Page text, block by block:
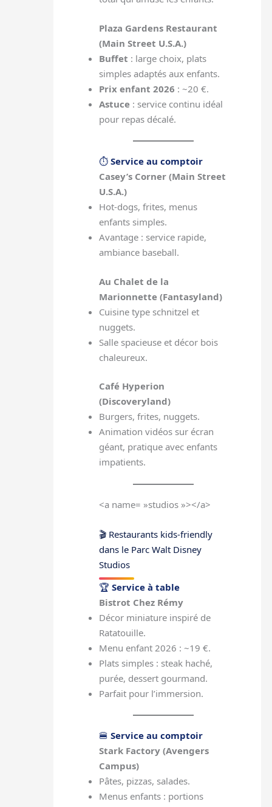
Plaza Gardens Restaurant
(Main Street U.S.A.)
Buffet : large choix, plats
simples adaptés aux enfants.
Prix enfant 2026 : ~20 €.
Astuce : service continu idéal
pour repas décalé.
⏱Service au comptoir
Casey’s Corner (Main Street
U.S.A.)
Hot-dogs, frites, menus
enfants simples.
Avantage : service rapide,
ambiance baseball.
Au Chalet de la
Marionnette (Fantasyland)
Cuisine type schnitzel et
nuggets.
Salle spacieuse et décor bois
chaleureux.
Café Hyperion
(Discoveryland)
Burgers, frites, nuggets.
Animation vidéos sur écran
géant, pratique avec enfants
impatients.
<a name= »studios »></a>
🎬 Restaurants kids-friendly
dans le Parc Walt Disney
Studios
🏆Service à table
Bistrot Chez Rémy
Décor miniature inspiré de
Ratatouille.
Menu enfant 2026 : ~19 €.
Plats simples : steak haché,
purée, dessert gourmand.
Parfait pour l’immersion.
🍔Service au comptoir
Stark Factory (Avengers
Campus)
Pâtes, pizzas, salades.
Menus enfants : portions